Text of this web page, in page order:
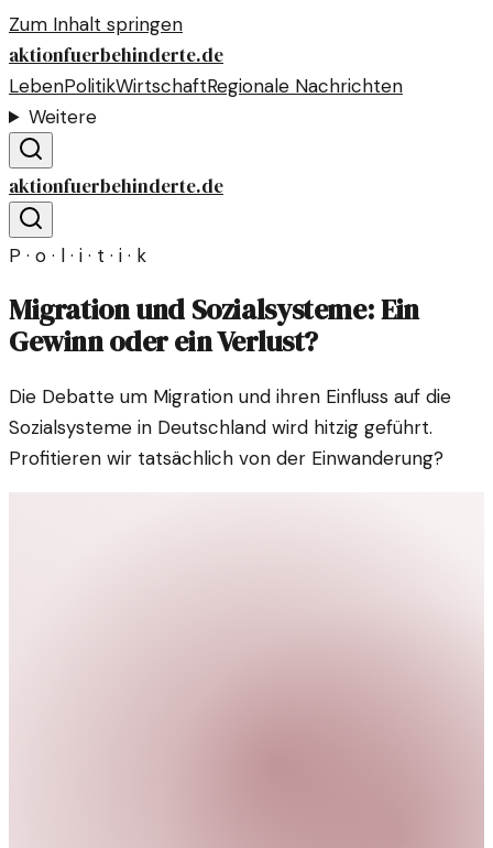
Zum Inhalt springen
aktionfuerbehinderte.de
LebenPolitikWirtschaftRegionale Nachrichten
Weitere
aktionfuerbehinderte.de
P · o · l · i · t · i · k
Migration und Sozialsysteme: Ein
Gewinn oder ein Verlust?
Die Debatte um Migration und ihren Einfluss auf die
Sozialsysteme in Deutschland wird hitzig geführt.
Profitieren wir tatsächlich von der Einwanderung?